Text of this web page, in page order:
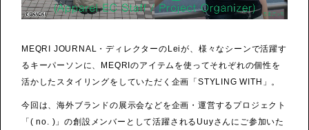
MEQRI JOURNAL・ディレクターのLeiが、様々なシーンで活躍す
るキーパーソンに、MEQRIのアイテムを使ってそれぞれの個性を
活かしたスタイリングをしていただく企画「STYLING WITH」。
今回は、海外ブランドの展示会などを企画・運営するプロジェクト
「( no. )」の創設メンバーとして活躍されるUuyさんにご参加いた